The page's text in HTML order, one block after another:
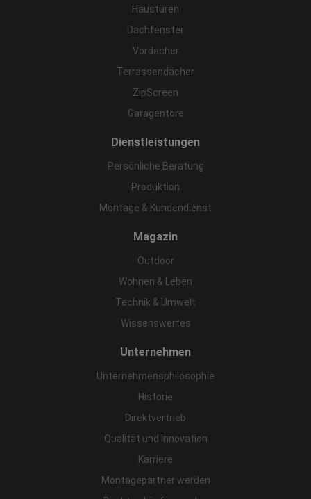
Haustüren
Dachfenster
Vordächer
Terrassendächer
ZipScreen
Garagentore
Dienstleistungen
Persönliche Beratung
Produktion
Montage & Kundendienst
Magazin
Outdoor
Wohnen & Leben
Technik & Umwelt
Wissenswertes
Unternehmen
Unternehmensphilosophie
Historie
Direktvertrieb
Qualität und Innovation
Karriere
Montagepartner werden